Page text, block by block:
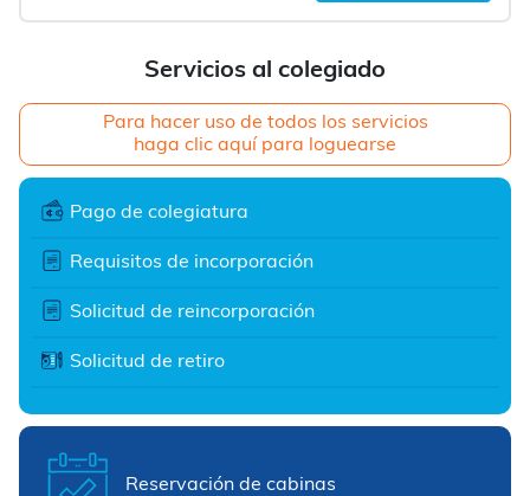
Servicios al colegiado
Para hacer uso de todos los servicios
haga clic aquí para loguearse
Pago de colegiatura
Requisitos de incorporación
Solicitud de reincorporación
Solicitud de retiro
Reservación de cabinas